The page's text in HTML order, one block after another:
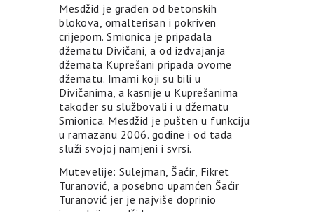
Mesdžid je građen od betonskih
blokova, omalterisan i pokriven
crijepom. Smionica je pripadala
džematu Divičani, a od izdvajanja
džemata Kuprešani pripada ovome
džematu. Imami koji su bili u
Divičanima, a kasnije u Kuprešanima
također su službovali i u džematu
Smionica. Mesdžid je pušten u funkciju
u ramazanu 2006. godine i od tada
služi svojoj namjeni i svrsi.
Mutevelije: Sulejman, Šaćir, Fikret
Turanović, a posebno upamćen Šaćir
Turanović jer je najviše doprinio